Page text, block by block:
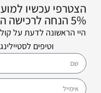
הצטרפי עכשיו
5% הנחה לרכישה הראשונה שלך! 💌
היי הראשונה לדעת על
וטיפים